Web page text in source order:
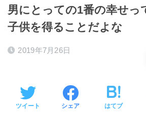
男にとっての1番の幸せっ
子供を得ることだよな
2019年7月26日
ツイート シェア はてブ